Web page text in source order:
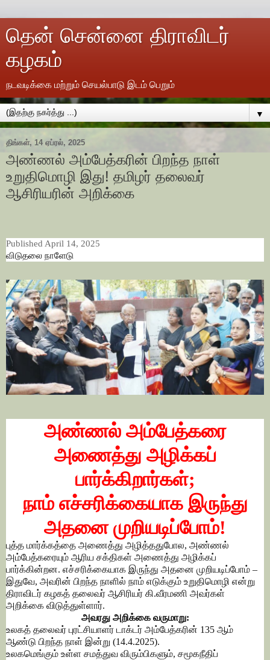
தென் சென்னை திராவிடர்
கழகம்
நடவடிக்கை மற்றும் செயல்பாடு இடம் பெறும்
▼
திங்கள், 14 ஏப்ரல், 2025
அண்ணல் அம்பேத்கரின் பிறந்த நாள்
உறுதிமொழி இது! தமிழர் தலைவர்
ஆசிரியரின் அறிக்கை
விடுதலை நாளேடு
Published April 14, 2025
அண்ணல் அம்பேத்கரை
அணைத்து அழிக்கப்
பார்க்கிறார்கள்;
நாம் எச்சரிக்கையாக இருந்து
அதனை முறியடிப்போம்!
புத்த மார்க்கத்தை அணைத்து அழித்ததுபோல, அண்ணல்
அம்பேத்கரையும் ஆரிய சக்திகள் அணைத்து அழிக்கப்
பார்க்கின்றன. எச்சரிக்கையாக இருந்து அதனை முறியடிப்போம் –
இதுவே, அவரின் பிறந்த நாளில் நாம் எடுக்கும் உறுதிமொழி என்று
திராவிடர் கழகத் தலைவர் ஆசிரியர் கி.வீரமணி அவர்கள்
அறிக்கை விடுத்துள்ளார்.
அவரது அறிக்கை வருமாறு:
உலகத் தலைவர் புரட்சியாளர் டாக்டர் அம்பேத்கரின் 135 ஆம்
ஆண்டு பிறந்த நாள் இன்று (14.4.2025).
உலகமெங்கும் உள்ள சமத்துவ விரும்பிகளும், சமூகநீதிப்